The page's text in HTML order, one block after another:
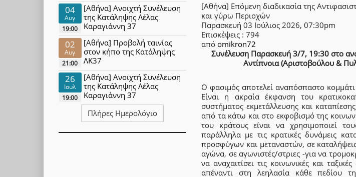
[Αθήνα] Επόμενη διαδικασία της
και γύρω Περιοχών
Παρασκευή 03 Ιούλιος 2026, 07:30pm
Επισκέψεις : 794
από omikron72
Συνέλευση Παρασκευή 3/7, 19:30 στο
Αντίπνοια (Αριστοβούλου &
Ο φασιμός αποτελεί αναπόσπαστο
Είναι η ακραία έκφανση του
συστήματος εκμετάλλευσης και
από τα κάτω και στο εκφοβισμό της
του κράτους είναι να χρησιμοποιεί
παράλληλα με τις κρατικές δυνάμεις
προσφύγων και μεταναστών, σε
αγώνα, σε αγωνιστές/στριες -για να
να αναχαιτίσει τις κοινωνικές και
απέναντι στη λεηλασία κάθε πεδίου
04
Αυγ
19:00
[Αθήνα] Ανοιχτή Συνέλευση
της Κατάληψης Λέλας
Καραγιάννη 37
02
Αυγ
21:00
[Αθήνα] Προβολή ταινίας
στον κήπο της Κατάληψης
ΛΚ37
26
Ιουλ
19:00
[Αθήνα] Ανοιχτή Συνέλευση
της Κατάληψης Λέλας
Καραγιάννη 37
Πλήρες Ημερολόγιο